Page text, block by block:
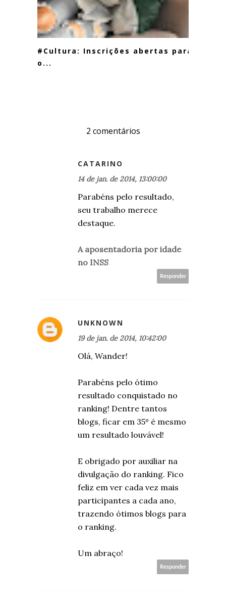
#Cultura: Inscrições abertas para
o...
2 comentários
CATARINO
14 de jan. de 2014, 13:00:00
Parabéns pelo resultado,
seu trabalho merece
destaque.
A aposentadoria por idade
no INSS
Responder
UNKNOWN
19 de jan. de 2014, 10:42:00
Olá, Wander!
Parabéns pelo ótimo
resultado conquistado no
ranking! Dentre tantos
blogs, ficar em 35º é mesmo
um resultado louvável!
E obrigado por auxiliar na
divulgação do ranking. Fico
feliz em ver cada vez mais
participantes a cada ano,
trazendo ótimos blogs para
o ranking.
Um abraço!
Responder